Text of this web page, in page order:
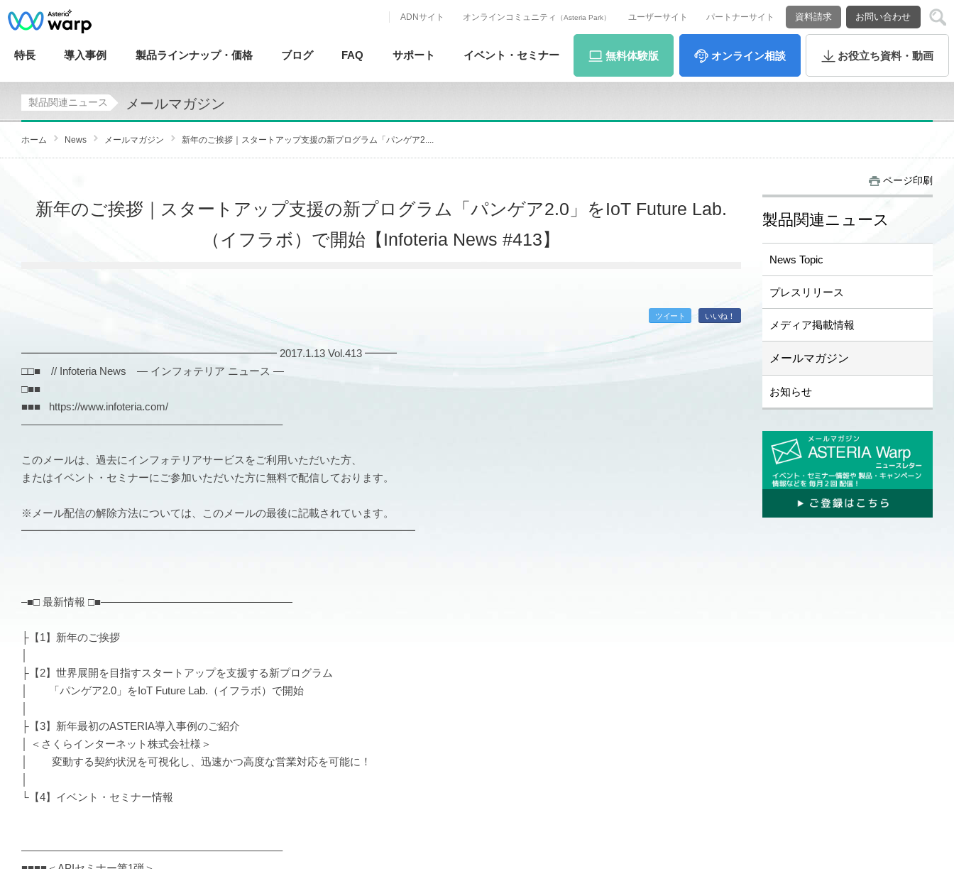
ADNサイト オンラインコミュニティ （Asteria Park） ユーザーサイト パートナーサイト 資料請求 お問い合わせ
特長 導入事例 製品ラインナップ・ 価格 ブログ FAQ サポート イベント・ セミナー 無料体験版 オンライン相談 お役立ち資料・動画
製品関連ニュース メールマガジン
ホーム News メールマガジン 新年のご挨拶｜スタートアップ支援の新プログラム「パンゲア2....
新年のご挨拶｜スタートアップ支援の新プログラム「パンゲア2.0」をIoT Future Lab.
（イフラボ）で開始【Infoteria News #413】
ツイート いいね！
━━━━━━━━━━━━━━━━━━━━━━━━ 2017.1.13 Vol.413 ━━━
□□■ // Infoteria News — インフォテリア ニュース —
□■■
■■■ https://www.infoteria.com/
————————————————————————–
このメールは、過去にインフォテリアサービスをご利用いただいた方、
またはイベント・セミナーにご参加いただいた方に無料で配信しております。
※メール配信の解除方法については、このメールの最後に記載されています。
━━━━━━━━━━━━━━━━━━━━━━━━━━━━━━━━━━━━━
–■□ 最新情報 □■——————————————————
├【1】新年のご挨拶
├【2】世界展開を目指すスタートアップを支援する新プログラム
│ 「パンゲア2.0」をIoT Future Lab.（イフラボ）で開始
├【3】新年最初のASTERIA導入事例のご紹介
│ ＜さくらインターネット株式会社様＞
│ 変動する契約状況を可視化し、迅速かつ高度な営業対応を可能に！
└【4】イベント・セミナー情報
————————————————————————–
ページ印刷
製品関連ニュース
News Topic
プレスリリース
メディア掲載情報
メールマガジン
お知らせ